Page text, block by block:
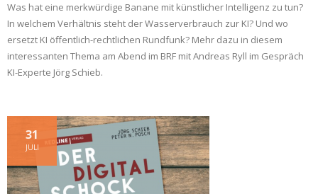
Was hat eine merkwürdige Banane mit künstlicher Intelligenz zu tun?
In welchem Verhältnis steht der Wasserverbrauch zur KI? Und wo
ersetzt KI öffentlich-rechtlichen Rundfunk? Mehr dazu in diesem
interessanten Thema am Abend im BRF mit Andreas Ryll im Gespräch
KI-Experte Jörg Schieb.
31
JULI